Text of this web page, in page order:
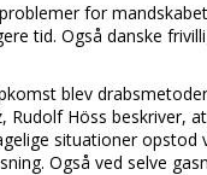
for
tid. Også danske
blev
Höss beskriver,
situationer
Også ved selve